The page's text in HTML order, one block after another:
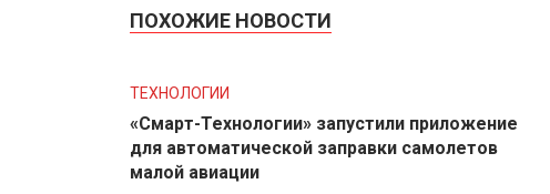
ПОХОЖИЕ НОВОСТИ
ТЕХНОЛОГИИ
«Смарт-Технологии» запустили приложение
для автоматической заправки самолетов
малой авиации